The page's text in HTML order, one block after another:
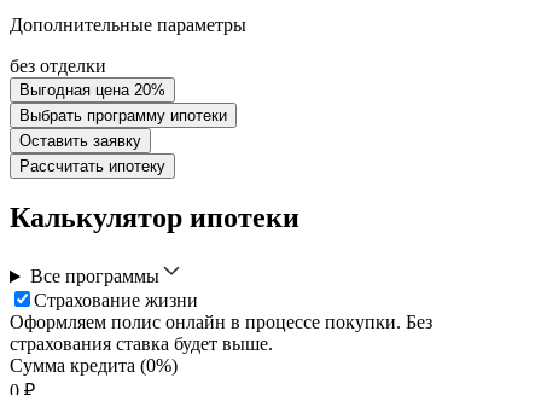
Дополнительные параметры
без отделки
Выгодная цена 20%
Выбрать программу ипотеки
Оставить заявку
Рассчитать ипотеку
Калькулятор ипотеки
Все программы
Страхование жизни
Оформляем полис онлайн в процессе покупки. Без
страхования ставка будет выше.
Сумма кредита (0%)